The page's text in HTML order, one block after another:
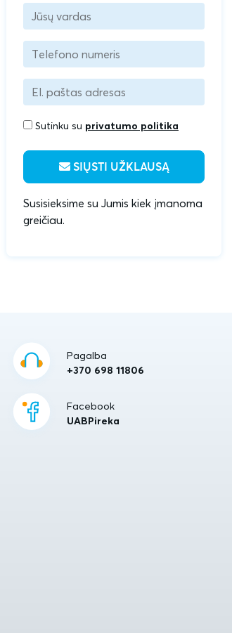
Sutinku su privatumo politika
SIŲSTI UŽKLAUSĄ
Susisieksime su Jumis kiek įmanoma
greičiau.
Pagalba
+370 698 11806
Facebook
UABPireka